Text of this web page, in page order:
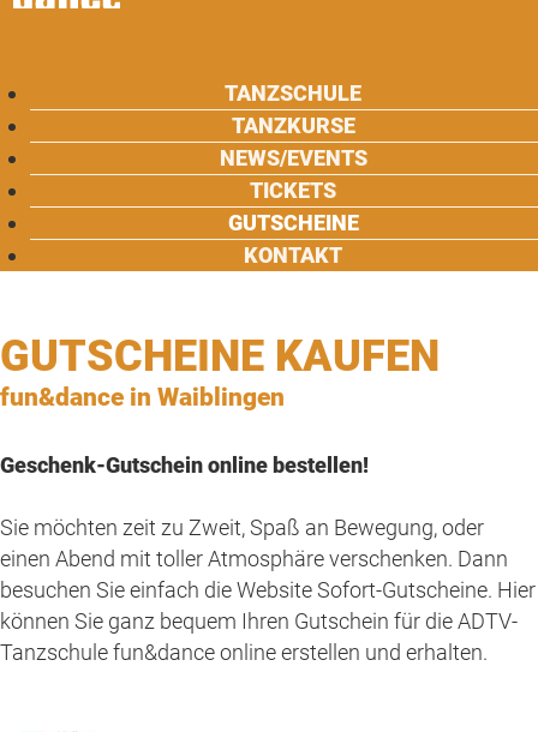
TANZSCHULE
TANZKURSE
NEWS/EVENTS
TICKETS
GUTSCHEINE
KONTAKT
GUTSCHEINE KAUFEN
fun&dance in Waiblingen
Geschenk-Gutschein online bestellen!
Sie möchten zeit zu Zweit, Spaß an Bewegung, oder
einen Abend mit toller Atmosphäre verschenken. Dann
besuchen Sie einfach die Website Sofort-Gutscheine. Hier
können Sie ganz bequem Ihren Gutschein für die ADTV-
Tanzschule fun&dance online erstellen und erhalten.